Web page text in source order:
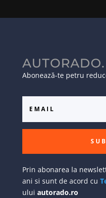
Abonează-te petru
Prin abonarea la
ani si sunt de acord cu
ului autorado.ro